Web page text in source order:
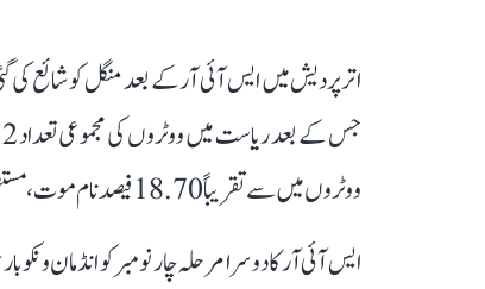
ووٹروں میں سے تقریباً 18.70 فیصد نام موت، مستقل نقل مکانی یا ایک سے زائد اندراج کی بنیاد پر شامل نہیں کیے جا سکے۔
ایس آئی آر کا دوسرا مرحلہ چار نومبر کو انڈمان و